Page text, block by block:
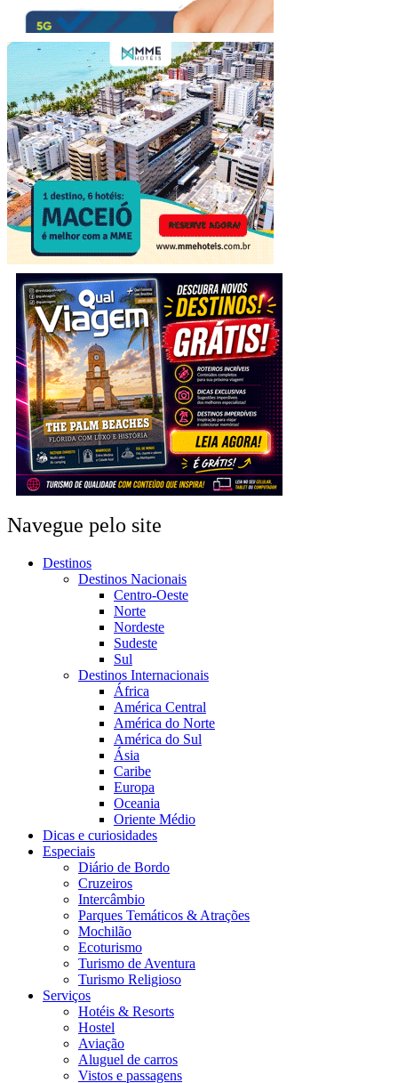
Navegue pelo site
Destinos
Destinos Nacionais
Centro-Oeste
Norte
Nordeste
Sudeste
Sul
Destinos Internacionais
África
América Central
América do Norte
América do Sul
Ásia
Caribe
Europa
Oceania
Oriente Médio
Dicas e curiosidades
Especiais
Diário de Bordo
Cruzeiros
Intercâmbio
Parques Temáticos & Atrações
Mochilão
Ecoturismo
Turismo de Aventura
Turismo Religioso
Serviços
Hotéis & Resorts
Hostel
Aviação
Aluguel de carros
Vistos e passagens